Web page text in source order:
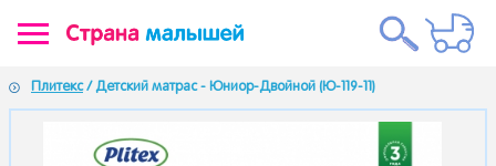
Плитекс/ Детский матрас - Юниор-Двойной (Ю-119-11)